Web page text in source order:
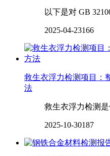
以下是对 GB
2025-04-23166
救生衣浮力检测项目：
法
救生衣浮力检测是
2025-10-30187